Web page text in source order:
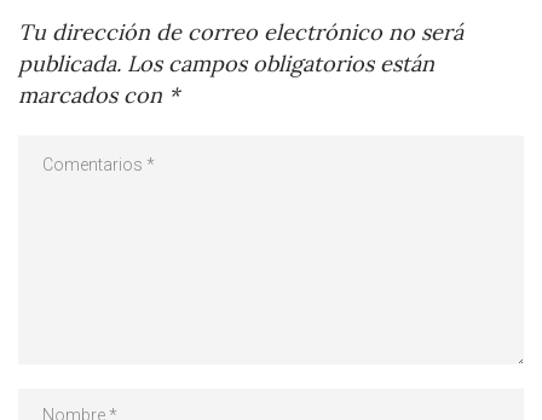
Tu dirección de correo electrónico no será
publicada. Los campos obligatorios están
marcados con *